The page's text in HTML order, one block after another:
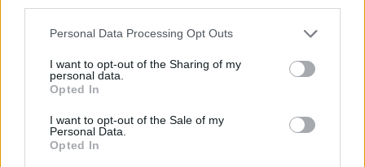
Personal Data Processing Opt Outs
I want to opt-out of the Sharing of my
personal data.
Opted In
I want to opt-out of the Sale of my
Personal Data.
Opted In
ΜΠΟΡΕΙ ΝΑ ΣΑΣ ΕΝΔΙΑΦΕΡΕΙ